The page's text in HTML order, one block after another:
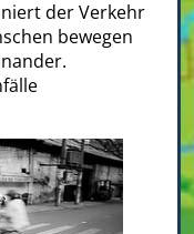
der Verkehr
bewegen